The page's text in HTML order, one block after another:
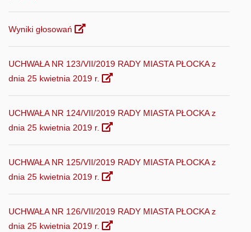
Wyniki głosowań
UCHWAŁA NR 123/VII/2019 RADY MIASTA PŁOCKA z
dnia 25 kwietnia 2019 r.
UCHWAŁA NR 124/VII/2019 RADY MIASTA PŁOCKA z
dnia 25 kwietnia 2019 r.
UCHWAŁA NR 125/VII/2019 RADY MIASTA PŁOCKA z
dnia 25 kwietnia 2019 r.
UCHWAŁA NR 126/VII/2019 RADY MIASTA PŁOCKA z
dnia 25 kwietnia 2019 r.